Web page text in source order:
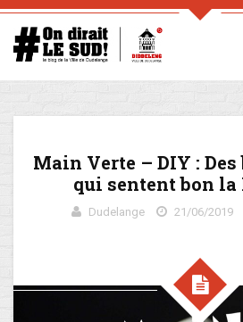
Main Verte – DIY :
qui sentent bon la
Dudelange 21/06/2019